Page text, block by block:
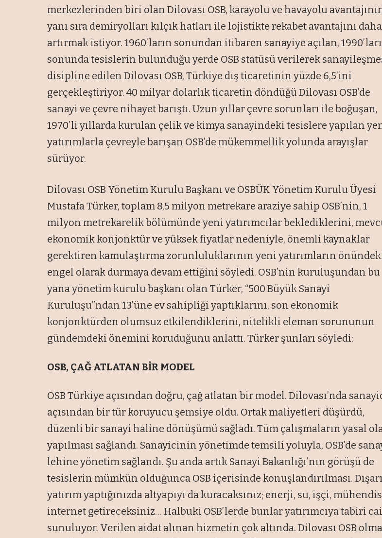
merkezlerinden biri olan Dilovası OSB, karayolu ve havayolu
yanı sıra demiryolları kılçık hatları ile lojistikte rekabet avantajını
artırmak istiyor. 1960’ların sonundan itibaren sanayiye açılan,
sonunda tesislerin bulunduğu yerde OSB statüsü verilerek
disipline edilen Dilovası OSB, Türkiye dış ticaretinin yüzde 6,5’ini
gerçekleştiriyor. 40 milyar dolarlık ticaretin döndüğü Dilovası OSB’de
sanayi ve çevre nihayet barıştı. Uzun yıllar çevre sorunları ile boğuşan,
1970’li yıllarda kurulan çelik ve kimya sanayindeki tesislere yapılan
yatırımlarla çevreyle barışan OSB’de mükemmellik yolunda arayışlar
sürüyor.
Dilovası OSB Yönetim Kurulu Başkanı ve OSBÜK Yönetim Kurulu Üyesi
Mustafa Türker, toplam 8,5 milyon metrekare araziye sahip OSB’nin, 1
milyon metrekarelik bölümünde yeni yatırımcılar beklediklerini,
ekonomik konjonktür ve yüksek fiyatlar nedeniyle, önemli kaynaklar
gerektiren kamulaştırma zorunluluklarının yeni yatırımların
engel olarak durmaya devam ettiğini söyledi. OSB’nin kuruluşundan bu
yana yönetim kurulu başkanı olan Türker, “500 Büyük Sanayi
Kuruluşu”ndan 13’üne ev sahipliği yaptıklarını, son ekonomik
konjonktürden olumsuz etkilendiklerini, nitelikli eleman sorununun
gündemdeki önemini koruduğunu anlattı. Türker şunları söyledi:
OSB, ÇAĞ ATLATAN BİR MODEL
OSB Türkiye açısından doğru, çağ atlatan bir model. Dilovası’nda
açısından bir tür koruyucu şemsiye oldu. Ortak maliyetleri düşürdü,
düzenli bir sanayi haline dönüşümü sağladı. Tüm çalışmaların yasal
yapılması sağlandı. Sanayicinin yönetimde temsili yoluyla, OSB’de
lehine yönetim sağlandı. Şu anda artık Sanayi Bakanlığı’nın görüşü de
tesislerin mümkün olduğunca OSB içerisinde konuşlandırılması.
yatırım yaptığınızda altyapıyı da kuracaksınız; enerji, su, işçi,
internet getireceksiniz… Halbuki OSB’lerde bunlar yatırımcıya tabiri
sunuluyor. Verilen aidat alınan hizmetin çok altında. Dilovası OSB